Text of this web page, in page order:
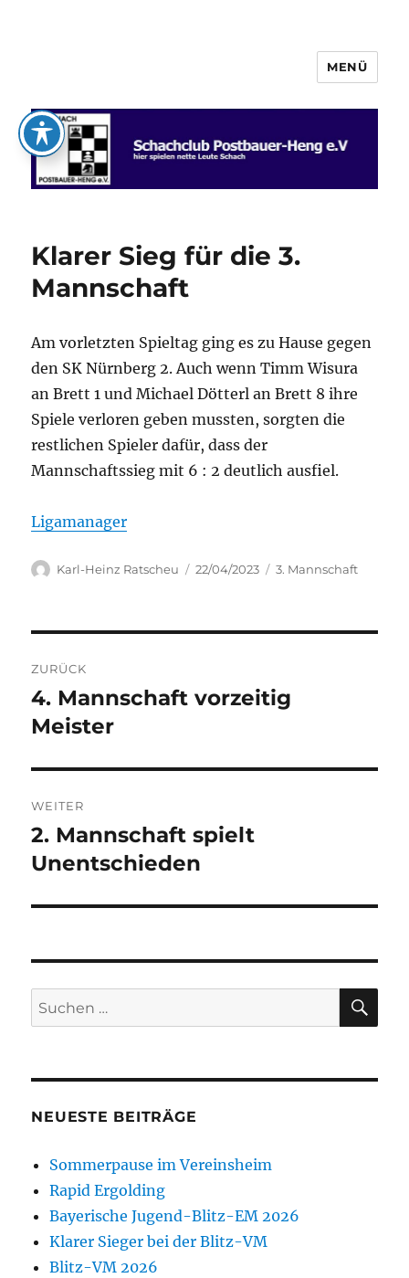
Schachclub Postbauer-Heng e.V.
MENÜ
Klarer Sieg für die 3.
Mannschaft
Am vorletzten Spieltag ging es zu Hause gegen
den SK Nürnberg 2. Auch wenn Timm Wisura
an Brett 1 und Michael Dötterl an Brett 8 ihre
Spiele verloren geben mussten, sorgten die
restlichen Spieler dafür, dass der
Mannschaftssieg mit 6 : 2 deutlich ausfiel.
Ligamanager
Autor
Karl-Heinz Ratscheu
Veröffentlicht
22/04/2023 Kategorien
3. Mannschaft
ZURÜCK
Vorheriger
Beitrag:
4. Mannschaft vorzeitig
Meister
WEITER
Nächster
Beitrag:
2. Mannschaft spielt
Unentschieden
Suchen
nach:
NEUESTE BEITRÄGE
Sommerpause im Vereinsheim
Rapid Ergolding
Bayerische Jugend-Blitz-EM 2026
Klarer Sieger bei der Blitz-VM
Blitz-VM 2026